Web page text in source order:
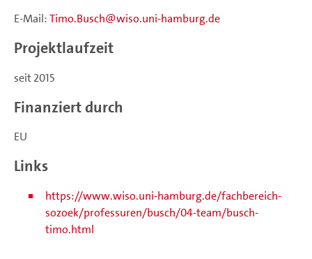
E-Mail:Timo.Busch wiso.uni-hamburg.de
Projektlaufzeit
seit 2015
Finanziert durch
EU
Links
https://www.wiso.uni-hamburg.de/fachbereich-
sozoek/professuren/busch/04-team/busch-
timo.html